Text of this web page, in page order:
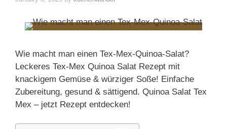
Wie macht man einen Tex-Mex-Quinoa-Salat?
Leckeres Tex-Mex Quinoa Salat Rezept mit
knackigem Gemüse & würziger Soße! Einfache
Zubereitung, gesund & sättigend. Quinoa Salat Tex
Mex – jetzt Rezept entdecken!